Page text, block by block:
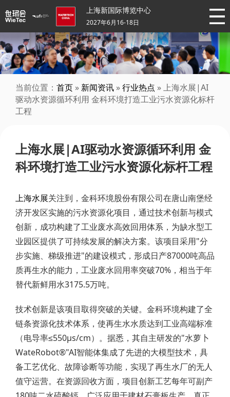
上海新国际博览中心
2027年6月16-18日
当前位置： 首页 » 新闻资讯 »行业热点 » 上海水展|AI
驱动水资源循环利用 金科环境打造工业污水资源化标杆
工程
上海水展|AI驱动水资源循环利用 金
科环境打造工业污水资源化标杆工程
上海水展关注到，金科环境股份有限公司在唐山南堡经
济开发区实施的污水资源化项目，通过技术创新与模式
创新，成功构建了工业废水高效回用体系，为缺水型工
业园区提供了可持续发展的解决方案。该项目采用"分
步实施、梯级推进"的建设模式，形成日产87000吨高品
质再生水的能力，工业废水回用率突破70%，相当于年
替代新鲜用水3175.5万吨。
技术创新是该项目取得突破的关键。金科环境构建了全
链条资源化技术体系，使再生水水质达到工业高端标准
（电导率≤550μs/cm）。据悉，其自主研发的"水萝卜
WateRobot®"AI智能体集成了先进的大模型技术，具
备工艺优化、故障诊断等功能，实现了再生水厂的无人
值守运营。在资源回收方面，项目创新工艺每年可副产